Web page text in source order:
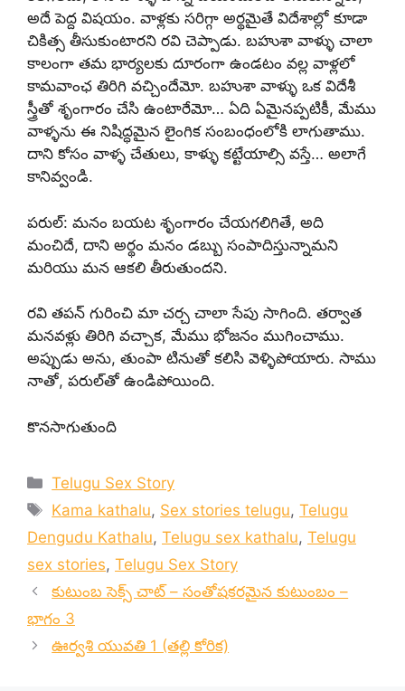
అదే పెద్ద విషయం. వాళ్లకు సరిగ్గా అర్థమైతే విదేశాల్లో కూడా
చికిత్స తీసుకుంటారని రవి చెప్పాడు. బహుశా వాళ్ళు చాలా
కాలంగా తమ భార్యలకు దూరంగా ఉండటం వల్ల వాళ్లలో
కామవాంఛ తిరిగి వచ్చిందేమో. బహుశా వాళ్ళు ఒక విదేశీ
స్త్రీతో శృంగారం చేసి ఉంటారేమో… ఏది ఏమైనప్పటికీ, మేము
వాళ్ళను ఈ నిషిద్ధమైన లైంగిక సంబంధంలోకి లాగుతాము.
దాని కోసం వాళ్ళ చేతులు, కాళ్ళు కట్టేయాల్సి వస్తే… అలాగే
కానివ్వండి.
పరుల్: మనం బయట శృంగారం చేయగలిగితే, అది
మంచిదే, దాని అర్థం మనం డబ్బు సంపాదిస్తున్నామని
మరియు మన ఆకలి తీరుతుందని.
రవి తపన్ గురించి మా చర్చ చాలా సేపు సాగింది. తర్వాత
మనవళ్లు తిరిగి వచ్చాక, మేము భోజనం ముగించాము.
అప్పుడు అను, తుంపా టినుతో కలిసి వెళ్ళిపోయారు. సాము
నాతో, పరుల్‌తో ఉండిపోయింది.
కొనసాగుతుంది
Categories
Telugu Sex Story
Tags
Kama kathalu, Sex stories telugu,Telugu
Dengudu Kathalu, Telugu sex kathalu, Telugu
sex stories, Telugu Sex Story
కుటుంబ సెక్స్ చాట్ – సంతోషకరమైన కుటుంబం –
భాగం 3
ఊర్వశి యువతి 1 (తల్లి కోరిక)